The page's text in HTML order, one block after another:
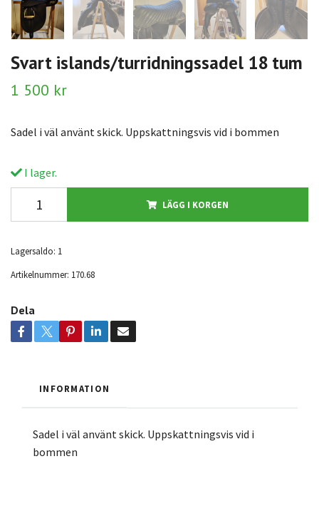
Svart islands/turridningssadel 18 tum
1 500 kr
Sadel i väl använt skick. Uppskattningsvis vid i bommen
I lager.
LÄGG I KORGEN
Lagersaldo: 1
Artikelnummer: 170.68
Dela
INFORMATION
Sadel i väl använt skick. Uppskattningsvis vid i
bommen